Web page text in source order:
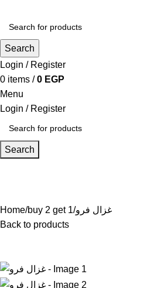
Search
Login / Register
0 items / 0 EGP
Menu
Login / Register
Search
Home buy 2 get 1 غزال فرو
Back to products